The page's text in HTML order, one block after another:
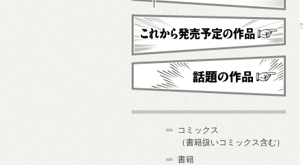
新刊・近刊
これから発売予定
コミックス
（書籍扱いコミックス含む）
書籍